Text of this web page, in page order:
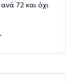
72 και όχι